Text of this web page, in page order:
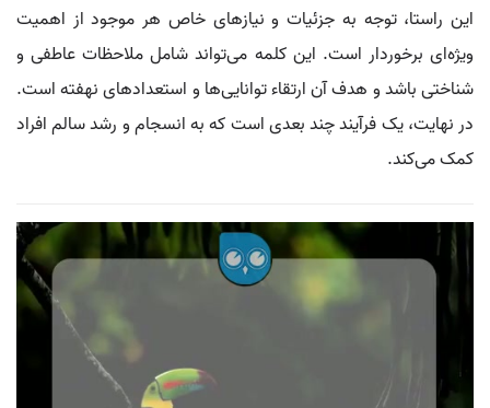
این راستا، توجه به جزئیات و نیازهای خاص هر موجود از اهمیت
ویژه‌ای برخوردار است. این کلمه می‌تواند شامل ملاحظات عاطفی و
شناختی باشد و هدف آن ارتقاء توانایی‌ها و استعدادهای نهفته است.
در نهایت، یک فرآیند چند بعدی است که به انسجام و رشد سالم افراد
کمک می‌کند.